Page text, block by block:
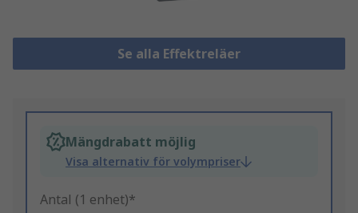
Se alla Effektreläer
Mängdrabatt möjlig
Visa alternativ för volympriser
Antal (1 enhet)*